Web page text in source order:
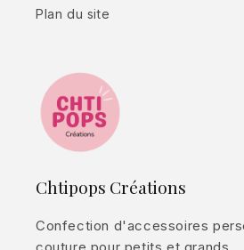
Plan du site
Chtipops Créations
Confection d'accessoires